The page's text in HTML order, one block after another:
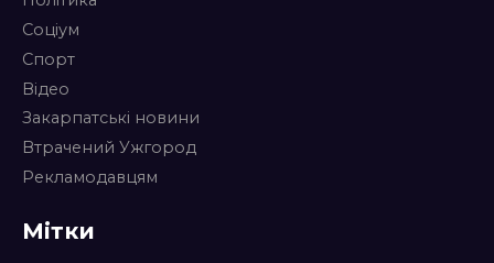
Соціум
Спорт
Відео
Закарпатські новини
Втрачений Ужгород
Рекламодавцям
Мітки